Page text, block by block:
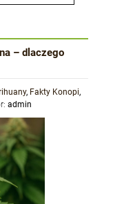
– dlaczego
, Fakty Konopi,
admin